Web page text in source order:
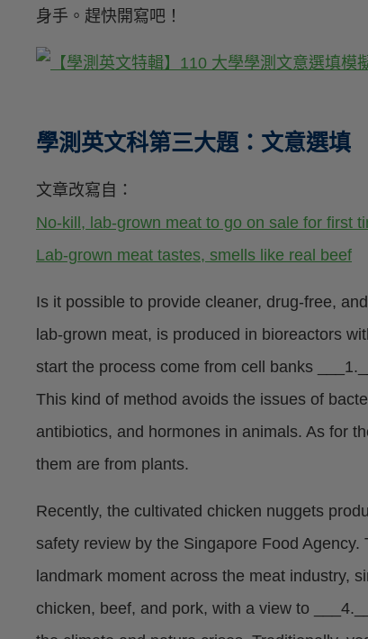
身手。趕快開寫吧！
學測英文科第三大題：文意選填
文章改寫自：
No-kill, lab-grown meat to go on sale for first
Lab-grown meat tastes, smells like real beef
Is it possible to provide cleaner, drug-free,
lab-grown meat, is produced in bioreactors
start the process come from cell banks
This kind of method avoids the issues of
antibiotics, and hormones in animals. As for
them are from plants.
Recently, the cultivated chicken nuggets
safety review by the Singapore Food
landmark moment across the meat industry,
chicken, beef, and pork, with a view to